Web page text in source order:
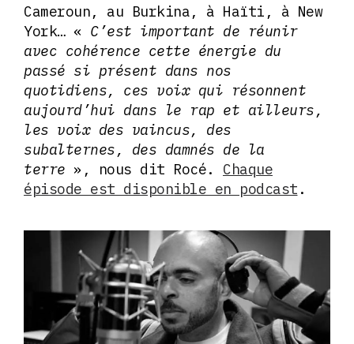
Cameroun, au Burkina, à Haïti, à New
York… « C’est important de réunir
avec cohérence cette énergie du
passé si présent dans nos
quotidiens, ces voix qui résonnent
aujourd’hui dans le rap et ailleurs,
les voix des vaincus, des
subalternes, des damnés de la
terre », nous dit Rocé. Chaque
épisode est disponible en podcast .